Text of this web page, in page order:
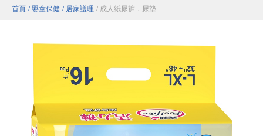
首頁 / 嬰童保健 / 居家護理 / 成人紙尿褲．尿墊